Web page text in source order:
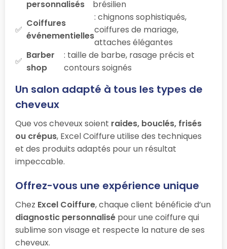
personnalisés
brésilien
Coiffures
événementielles
: chignons sophistiqués,
coiffures de mariage,
attaches élégantes
Barber
shop
: taille de barbe, rasage précis et
contours soignés
Un salon adapté à tous les types de
cheveux
Que vos cheveux soient raides, bouclés, frisés
ou crépus, Excel Coiffure utilise des techniques
et des produits adaptés pour un résultat
impeccable.
Offrez-vous une expérience unique
Chez Excel Coiffure, chaque client bénéficie d’un
diagnostic personnalisé pour une coiffure qui
sublime son visage et respecte la nature de ses
cheveux.